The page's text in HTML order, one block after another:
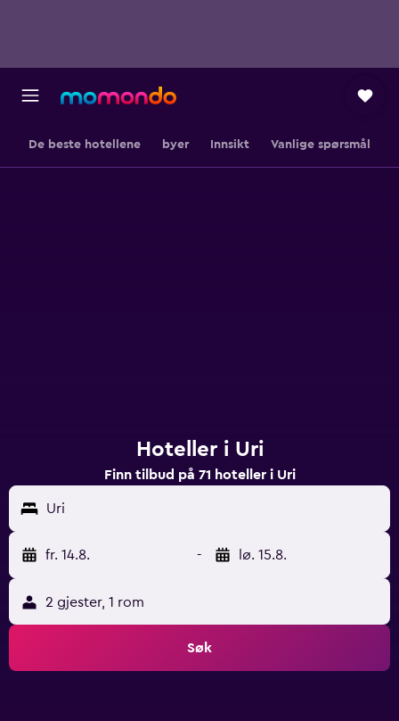
De beste hotellene byer Innsikt Vanlige spørsmål
Hoteller i Uri
Finn tilbud på 71 hoteller i Uri
Uri
fr. 14.8. - lø. 15.8.
2 gjester, 1 rom
Søk